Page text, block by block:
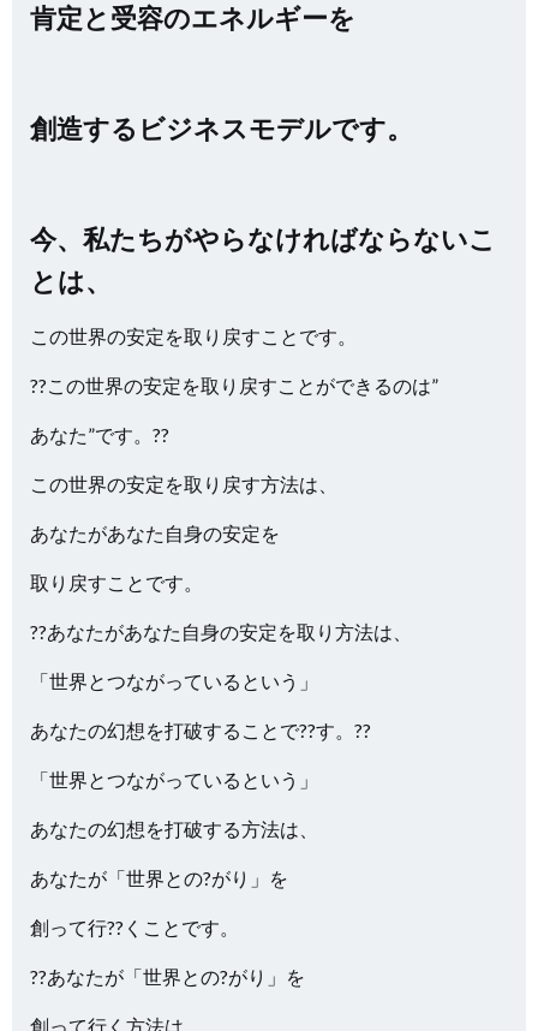
肯定と受容のエネルギーを
創造するビジネスモデルです。
今、私たちがやらなければならないこ
とは、
この世界の安定を取り戻すことです。
??この世界の安定を取り戻すことができるのは”
あなた”です。??
この世界の安定を取り戻す方法は、
あなたがあなた自身の安定を
取り戻すことです。
??あなたがあなた自身の安定を取り方法は、
「世界とつながっているという」
あなたの幻想を打破することで??す。??
「世界とつながっているという」
あなたの幻想を打破する方法は、
あなたが「世界との?がり」を
創って行??くことです。
??あなたが「世界との?がり」を
創って行く方法は、